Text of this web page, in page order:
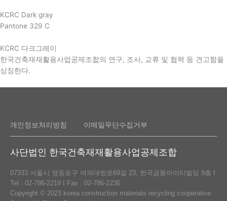
KCRC Dark gray
Pantone 329 C
KCRC 다크그레이
한국건축재재활용사업공제조합의 연구, 조사, 교류 및 협력 등 견고함을
상징한다.
개인정보처리방침 이메일무단수집거부
사단법인 한국건축재재활용사업공제조합
07333 서울시 영등포구 여의대방로69길 23, 한국금융아이티빌딩 9층 I
Tel : 02-786-2219 I Fax : 02-786-2236
Copyright © 2023 korea construction materials recycling cooperative